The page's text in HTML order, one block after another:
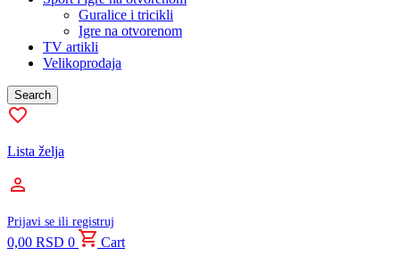
Guralice i tricikli
Igre na otvorenom
TV artikli
Velikoprodaja
Search
Lista želja
Prijavi se ili registruj
0,00 RSD 0
Cart